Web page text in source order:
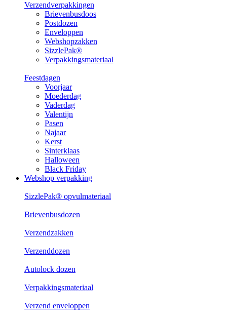
Verzendverpakkingen
Brievenbusdoos
Postdozen
Enveloppen
Webshopzakken
SizzlePak®
Verpakkingsmateriaal
Feestdagen
Voorjaar
Moederdag
Vaderdag
Valentijn
Pasen
Najaar
Kerst
Sinterklaas
Halloween
Black Friday
Webshop verpakking
SizzlePak® opvulmateriaal
Brievenbusdozen
Verzendzakken
Verzenddozen
Autolock dozen
Verpakkingsmateriaal
Verzend enveloppen